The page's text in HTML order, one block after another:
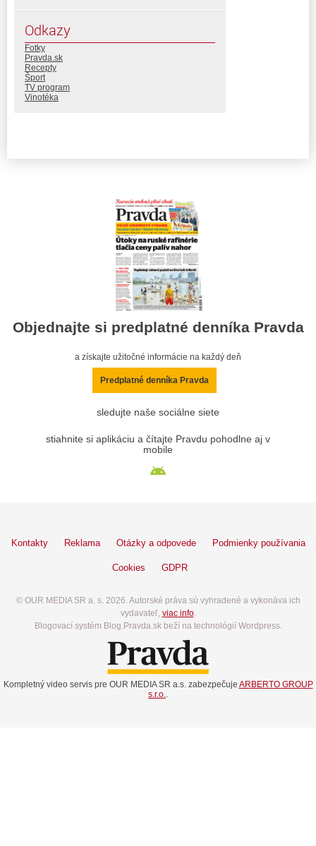
Odkazy
Fotky
Pravda.sk
Recepty
Šport
TV program
Vinotéka
Objednajte si predplatné denníka Pravda
a získajte užitočné informácie na každý deň
Predplatné denníka Pravda
sledujte naše sociálne siete
stiahnite si aplikáciu a čítajte Pravdu pohodlne aj v
mobile
Kontakty Reklama Otázky a odpovede Podmienky používania
Cookies GDPR
© OUR MEDIA SR a. s. 2026. Autorské práva sú vyhradené a vykonáva ich
vydavateľ, viac info.
Blogovací systém Blog.Pravda.sk beží na technológií Wordpress.
Kompletný video servis pre OUR MEDIA SR a.s. zabezpečuje ARBERTO GROUP
s.r.o.